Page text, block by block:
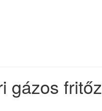
gázos fritőz